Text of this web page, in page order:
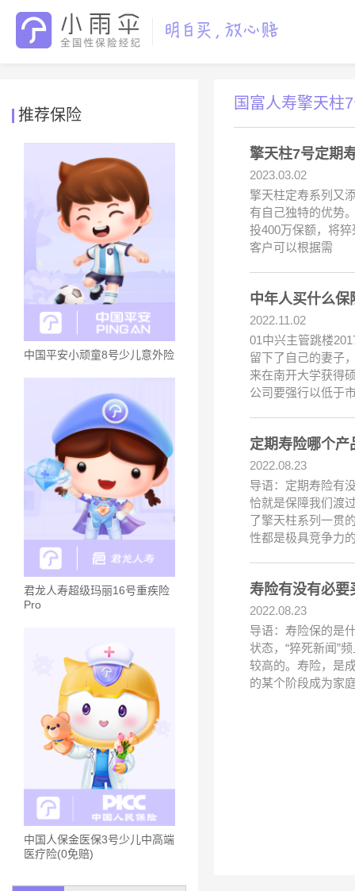
推荐保险
中国平安小顽童8号少儿意外险
君龙人寿超级玛丽16号重疾险
Pro
中国人保金医保3号少儿中高端
医疗险(0免赔)
国富人寿擎天柱
擎天柱7号定期
2023.03.02
擎天柱定寿系列又
有自己独特的优势
投400万保额，将
客户可以根据需
中年人买什么保
2022.11.02
01中兴主管跳楼
留下了自己的妻子
来在南开大学获得
公司要强行以低于
定期寿险哪个产
2022.08.23
导语：定期寿险有
恰就是保障我们渡
了擎天柱系列一贯
性都是极具竞争力
寿险有没有必要
2022.08.23
导语：寿险保的是
状态，“猝死新闻”
较高的。寿险，是
的某个阶段成为家